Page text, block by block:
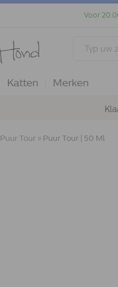
Voor
Katten Merken
Puur Tour » Puur Tour | 50 Ml